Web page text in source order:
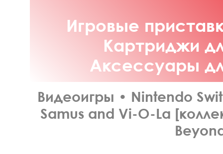
Игровые
Картриджи
Аксессуары
Видеоигры • Nintendo
Samus and Vi-O-La